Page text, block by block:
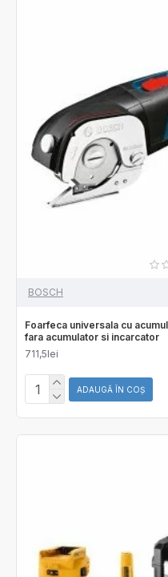
BOSCH
Foarfeca universala cu
fara acumulator si incarcator
711,5lei
ADAUGĂ ÎN COŞ